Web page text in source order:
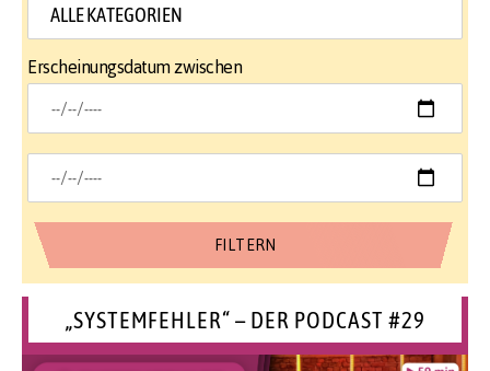
Erscheinungsdatum zwischen
„SYSTEMFEHLER“ – DER PODCAST #29